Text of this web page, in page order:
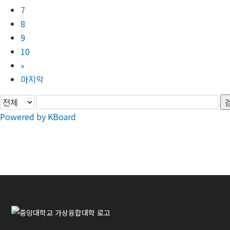
7
8
9
10
»
마지막
Powered by KBoard